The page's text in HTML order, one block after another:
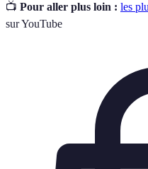
📺 Pour aller plus loin : les
sur YouTube